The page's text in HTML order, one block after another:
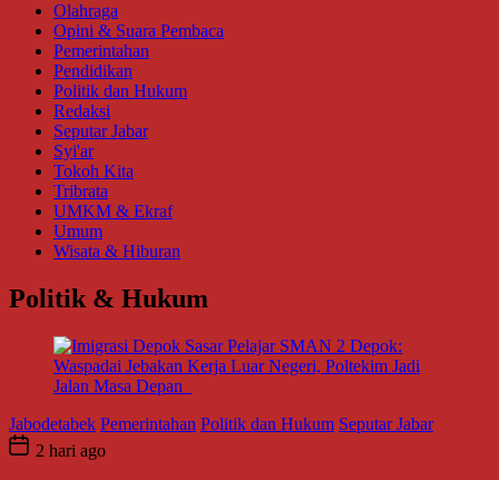
Olahraga
Opini & Suara Pembaca
Pemerintahan
Pendidikan
Politik dan Hukum
Redaksi
Seputar Jabar
Syi'ar
Tokoh Kita
Tribrata
UMKM & Ekraf
Umum
Wisata & Hiburan
Politik & Hukum
Jabodetabek Pemerintahan Politik dan Hukum Seputar Jabar
2 hari ago